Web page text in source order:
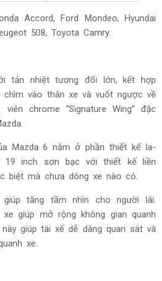
Accord, Ford Mondeo, Hyundai
508, Toyota Camry.
tản nhiệt tương đối lớn, kết hợp
chìm vào thân xe và vuốt ngược về
chrome “Signature Wing” đặc
Mazda 6 nằm ở phần thiết kế la-
19 inch sơn bạc với thiết kế liền
biệt mà chưa dòng xe nào có.
tăng tầm nhìn cho người lái.
giúp mở rộng không gian quanh
giúp tài xế dễ dàng quan sát và
xe.